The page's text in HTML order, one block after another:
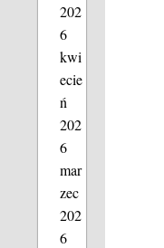
202
6
kwi
ecie
ń
202
6
mar
zec
202
6